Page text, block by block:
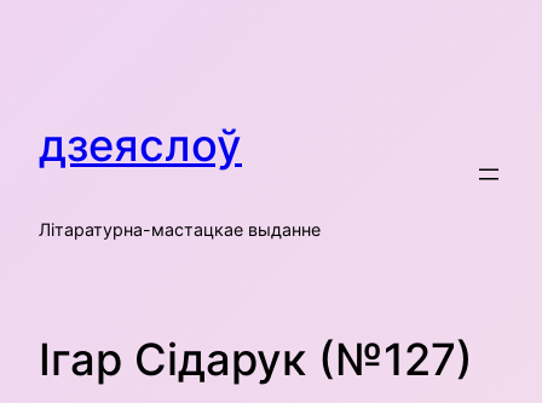
дзеяслоў
Літаратурна-мастацкае выданне
Ігар Сідарук (№127)